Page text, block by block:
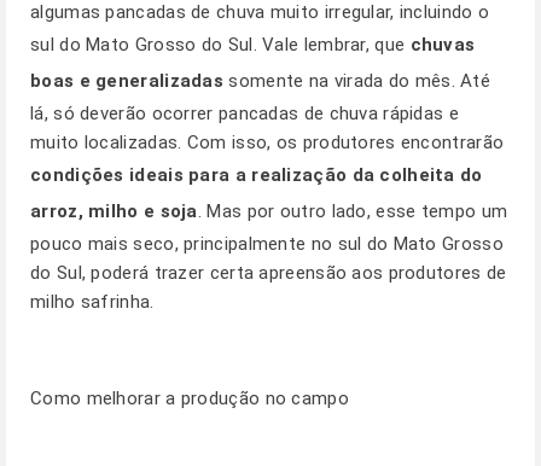
algumas pancadas de chuva muito irregular, incluindo o
sul do Mato Grosso do Sul. Vale lembrar, que chuvas
boas e generalizadas somente na virada do mês. Até
lá, só deverão ocorrer pancadas de chuva rápidas e
muito localizadas. Com isso, os produtores encontrarão
condições ideais para a realização da colheita do
arroz, milho e soja. Mas por outro lado, esse tempo um
pouco mais seco, principalmente no sul do Mato Grosso
do Sul, poderá trazer certa apreensão aos produtores de
milho safrinha.
Como melhorar a produção no campo